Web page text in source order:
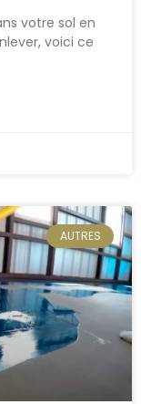
votre sol en
voici ce
AUTRES